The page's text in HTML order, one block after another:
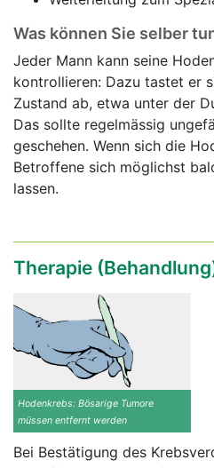
Was können Sie selber
Jeder Mann kann seine
kontrollieren: Dazu tastet er
Zustand ab, etwa unter der
Das sollte regelmässig
geschehen. Wenn sich die
Betroffene sich möglichst
lassen.
Therapie
Hodenkrebs: Bösarige Tumore
müssen entfernt werden
Bei Bestätigung des